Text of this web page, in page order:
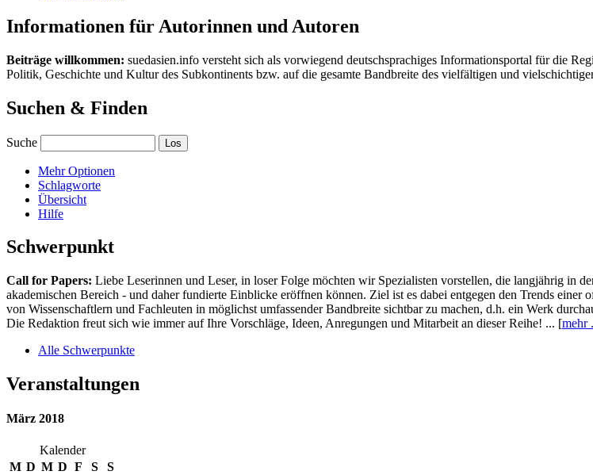
Informationen für Autorinnen und Autoren
Beiträge willkommen: suedasien.info versteht sich als vorwiegend deutschsprachiges Informationsportal für die
Politik, Geschichte und Kultur des Subkontinents bzw. auf die gesamte Bandbreite des vielfältigen und
Suchen & Finden
Suche
Mehr Optionen
Schlagworte
Übersicht
Hilfe
Schwerpunkt
Call for Papers: Liebe Leserinnen und Leser, in loser Folge möchten wir Spezialisten vorstellen, die langjährig in
akademischen Bereich - und daher fundierte Einblicke eröffnen können. Ziel ist es dabei entgegen den Trends einer
von Wissenschaftlern und Fachleuten in möglichst umfassender Bandbreite sichtbar zu machen, d.h. ein Werk
Die Redaktion freut sich wie immer auf Ihre Vorschläge, Ideen, Anregungen und Mitarbeit an dieser Reihe! ... [mehr
Alle Schwerpunkte
Veranstaltungen
März 2018
Kalender
M D M D F S
S